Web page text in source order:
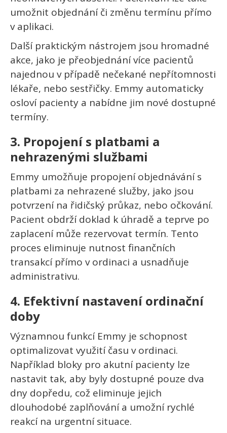
umožnit objednání či změnu termínu přímo
v aplikaci.
Další praktickým nástrojem jsou hromadné
akce, jako je přeobjednání více pacientů
najednou v případě nečekané nepřítomnosti
lékaře, nebo sestřičky. Emmy automaticky
osloví pacienty a nabídne jim nové dostupné
termíny.
3. Propojení s platbami a
nehrazenými službami
Emmy umožňuje propojení objednávání s
platbami za nehrazené služby, jako jsou
potvrzení na řidičský průkaz, nebo očkování.
Pacient obdrží doklad k úhradě a teprve po
zaplacení může rezervovat termín. Tento
proces eliminuje nutnost finančních
transakcí přímo v ordinaci a usnadňuje
administrativu.
4. Efektivní nastavení ordinační
doby
Významnou funkcí Emmy je schopnost
optimalizovat využití času v ordinaci.
Například bloky pro akutní pacienty lze
nastavit tak, aby byly dostupné pouze dva
dny dopředu, což eliminuje jejich
dlouhodobé zaplňování a umožní rychlé
reakcí na urgentní situace.